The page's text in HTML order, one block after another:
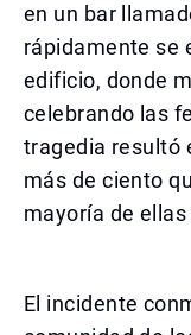
en un bar
rápidamente se
edificio, donde
celebrando las
tragedia resultó
más de ciento
mayoría de
El incidente